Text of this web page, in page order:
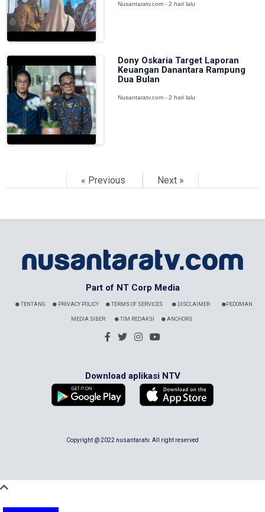
Nusantaratv.com - 2 hari lalu
Dony Oskaria Target Laporan
Keuangan Danantara Rampung
Dua Bulan
Nusantaratv.com - 2 hari lalu
« Previous Next »
Part of NT Corp Media
TENTANG PRIVACY POLICY TERMS OF SERVICES DISCLAIMER PEDOMAN
MEDIA SIBER TIM REDAKSI ANCHORS
Download aplikasi NTV
Copyright @ 2022 nusantaratv. All right reserved